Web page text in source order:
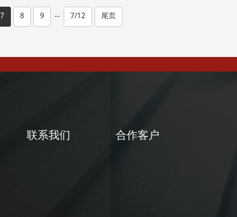
7 8 9 ··· 7/12 尾页
联系我们 合作客户